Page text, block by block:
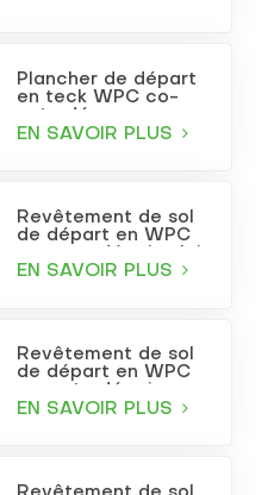
Plancher de départ
en teck WPC co-
EN SAVOIR PLUS
Revêtement de sol
de départ en WPC
EN SAVOIR PLUS
Revêtement de sol
de départ en WPC
anthracite
EN SAVOIR PLUS